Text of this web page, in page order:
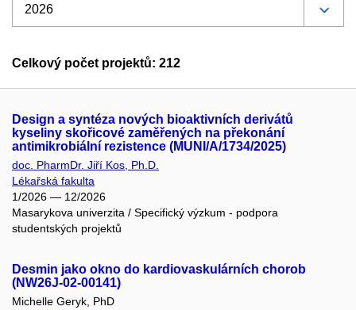
Celkový počet projektů: 212
Design a syntéza nových bioaktivních derivátů
kyseliny skořicové zaměřených na překonání
antimikrobiální rezistence (MUNI/A/1734/2025)
doc. PharmDr. Jiří Kos, Ph.D.
Lékařská fakulta
1/2026 — 12/2026
Masarykova univerzita / Specifický výzkum - podpora
studentských projektů
Desmin jako okno do kardiovaskulárních chorob
(NW26J-02-00141)
Michelle Geryk, PhD